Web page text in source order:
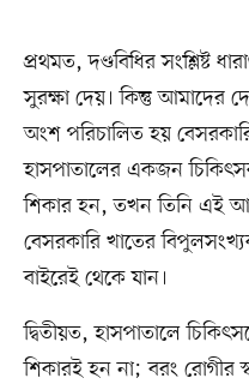
প্রথমত, দণ্ডবিধির সংশ্লিষ্ট
সুরক্ষা দেয়। কিন্তু আমাদের
অংশ পরিচালিত হয়
হাসপাতালের একজন
শিকার হন, তখন তিনি এই
বেসরকারি খাতের
বাইরেই থেকে যান।
দ্বিতীয়ত, হাসপাতালে
শিকারই হন না; বরং রোগীর